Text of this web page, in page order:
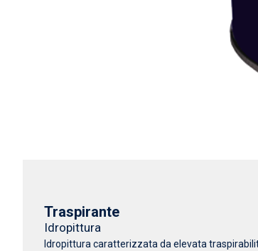
Traspirante
Idropittura
Idropittura caratterizzata da elevata